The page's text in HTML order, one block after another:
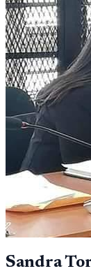
Sandra